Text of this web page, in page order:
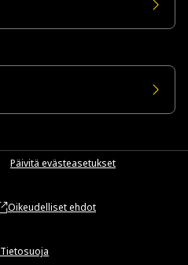
Päivitä evästeasetukset
Oikeudelliset ehdot
Tietosuoja